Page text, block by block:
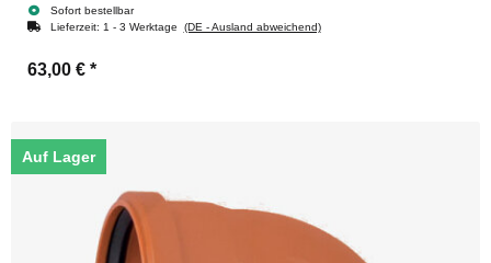
Sofort bestellbar
Lieferzeit: 1 - 3 Werktage (DE - Ausland abweichend)
63,00 € *
Auf Lager